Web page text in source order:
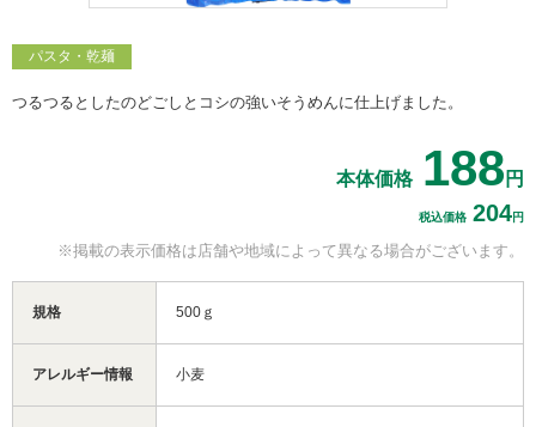
パスタ・乾麺
つるつるとしたのどごしとコシの強いそうめんに仕上げました。
本体価格 188 円
税込価格 204円
※掲載の表示価格は店舗や地域によって異なる場合がございます。
規格 500ｇ
アレルギー情報 小麦